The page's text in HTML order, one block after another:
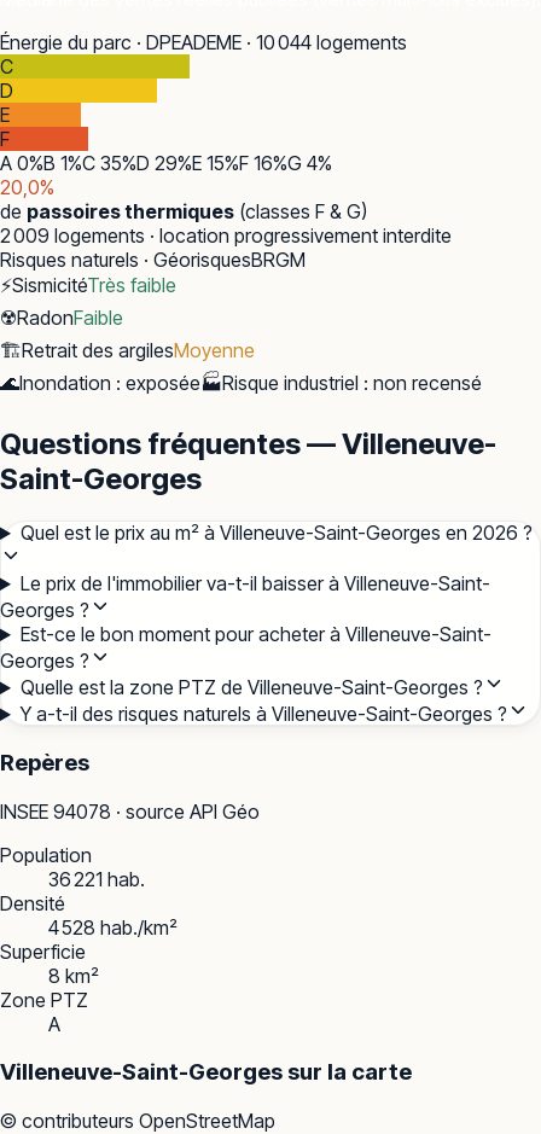
Énergie du parc · DPEADEME · 10 044 logements
C
D
E
F
A 0%B 1%C 35%D 29%E 15%F 16%G 4%
20,0%
de passoires thermiques (classes F & G)
2 009 logements · location progressivement interdite
Risques naturels · GéorisquesBRGM
⚡SismicitéTrès faible
☢️RadonFaible
🏗️Retrait des argilesMoyenne
🌊Inondation : exposée🏭Risque industriel : non recensé
Questions fréquentes — Villeneuve-
Saint-Georges
Quel est le prix au m² à Villeneuve-Saint-Georges en 2026 ?
Le prix de l'immobilier va-t-il baisser à Villeneuve-Saint-
Georges ?
Est-ce le bon moment pour acheter à Villeneuve-Saint-
Georges ?
Quelle est la zone PTZ de Villeneuve-Saint-Georges ?
Y a-t-il des risques naturels à Villeneuve-Saint-Georges ?
Repères
INSEE 94078 · source API Géo
Population
36 221 hab.
Densité
4 528 hab./km²
Superficie
8 km²
Zone PTZ
A
Villeneuve-Saint-Georges sur la carte
© contributeurs OpenStreetMap